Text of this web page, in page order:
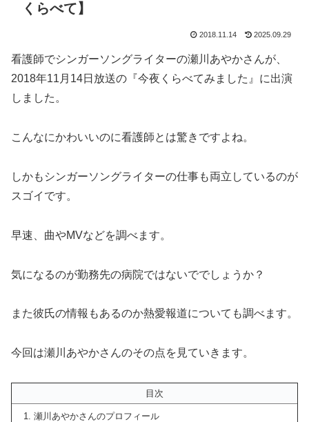
くらべて】
2018.11.14 2025.09.29
看護師でシンガーソングライターの瀬川あやかさんが、
2018年11月14日放送の『今夜くらべてみました』に出演
しました。
こんなにかわいいのに看護師とは驚きですよね。
しかもシンガーソングライターの仕事も両立しているのが
スゴイです。
早速、曲やMVなどを調べます。
気になるのが勤務先の病院ではないででしょうか？
また彼氏の情報もあるのか熱愛報道についても調べます。
今回は瀬川あやかさんのその点を見ていきます。
目次
瀬川あやかさんのプロフィール